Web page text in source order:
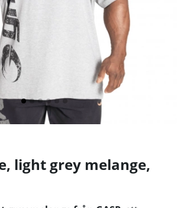
light grey melange,